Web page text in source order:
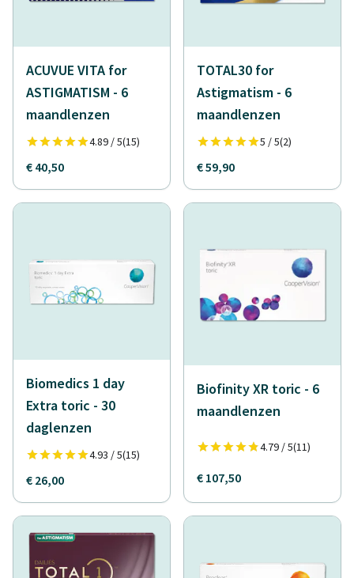
ACUVUE VITA for
ASTIGMATISM - 6
maandlenzen
4.89 / 5(15)
€ 40,50
TOTAL30 for
Astigmatism - 6
maandlenzen
5 / 5(2)
€ 59,90
Biomedics 1 day
Extra toric - 30
daglenzen
4.93 / 5(15)
€ 26,00
Biofinity XR toric - 6
maandlenzen
4.79 / 5(11)
€ 107,50